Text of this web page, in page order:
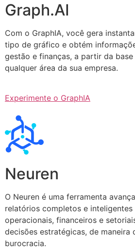
Graph.AI
Com o GraphIA, você gera
tipo de gráfico e obtém
gestão e finanças, a partir da
qualquer área da sua empresa.
Experimente o GraphIA
Neuren
O Neuren é uma ferramenta
relatórios completos e
operacionais, financeiros e
decisões estratégicas, de maneira
burocracia.